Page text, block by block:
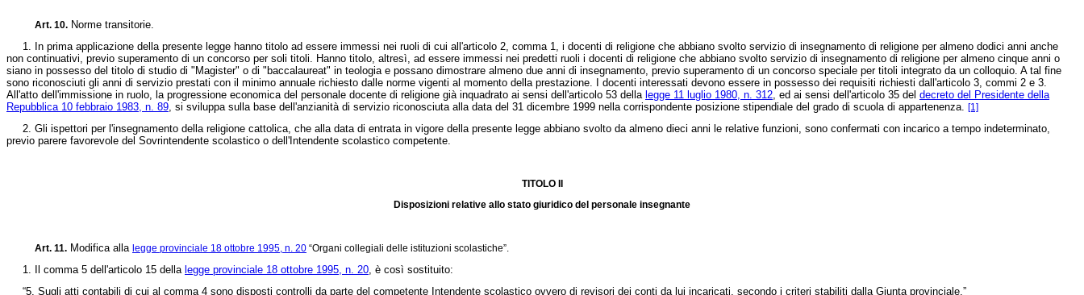
Art. 10. Norme transitorie.
1. In prima applicazione della presente legge hanno titolo ad essere immessi nei ruoli di cui all'articolo 2, comma 1, i docenti di religione che abbiano svolto servizio di insegnamento di religione per almeno dodici anni anche
non continuativi, previo superamento di un concorso per soli titoli. Hanno titolo, altresì, ad essere immessi nei predetti ruoli i docenti di religione che abbiano svolto servizio di insegnamento di religione per almeno cinque anni o
siano in possesso del titolo di studio di "Magister" o di "baccalaureat" in teologia e possano dimostrare almeno due anni di insegnamento, previo superamento di un concorso speciale per titoli integrato da un colloquio. A tal fine
sono riconosciuti gli anni di servizio prestati con il minimo annuale richiesto dalle norme vigenti al momento della prestazione. I docenti interessati devono essere in possesso dei requisiti richiesti dall'articolo 3, commi 2 e 3.
All'atto dell'immissione in ruolo, la progressione economica del personale docente di religione già inquadrato ai sensi dell'articolo 53 della legge 11 luglio 1980, n. 312, ed ai sensi dell'articolo 35 del decreto del Presidente della
Repubblica 10 febbraio 1983, n. 89, si sviluppa sulla base dell'anzianità di servizio riconosciuta alla data del 31 dicembre 1999 nella corrispondente posizione stipendiale del grado di scuola di appartenenza. [1]
2. Gli ispettori per l'insegnamento della religione cattolica, che alla data di entrata in vigore della presente legge abbiano svolto da almeno dieci anni le relative funzioni, sono confermati con incarico a tempo indeterminato,
previo parere favorevole del Sovrintendente scolastico o dell'Intendente scolastico competente.
TITOLO II
Disposizioni relative allo stato giuridico del personale insegnante
Art. 11. Modifica alla legge provinciale 18 ottobre 1995, n. 20 “Organi collegiali delle istituzioni scolastiche”.
1. Il comma 5 dell'articolo 15 della legge provinciale 18 ottobre 1995, n. 20, è così sostituito:
“5. Sugli atti contabili di cui al comma 4 sono disposti controlli da parte del competente Intendente scolastico ovvero di revisori dei conti da lui incaricati, secondo i criteri stabiliti dalla Giunta provinciale.”